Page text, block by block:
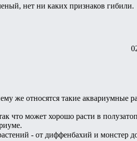
нет ни каких признаков гибили.
же относятся такие аквариумные
может хорошо расти в
- от диффенбахий и монстер